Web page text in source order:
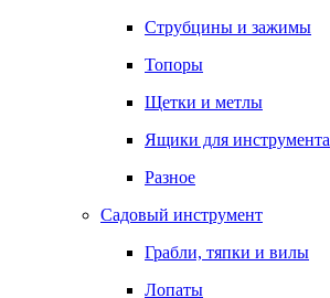
Струбцины и зажимы
Топоры
Щетки и метлы
Ящики для инструмента
Разное
Садовый инструмент
Грабли, тяпки и вилы
Лопаты